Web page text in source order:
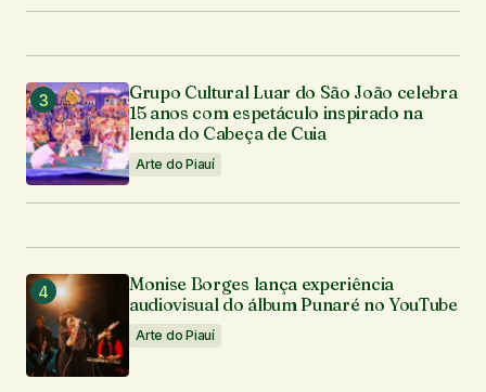
Grupo Cultural Luar do São João celebra
15 anos com espetáculo inspirado na
lenda do Cabeça de Cuia
Arte do Piauí
Monise Borges lança experiência
audiovisual do álbum Punaré no YouTube
Arte do Piauí